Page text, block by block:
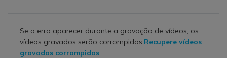
Se o erro aparecer durante a gravação de vídeos, os
vídeos gravados serão corrompidos.Recupere vídeos
gravados corrompidos.